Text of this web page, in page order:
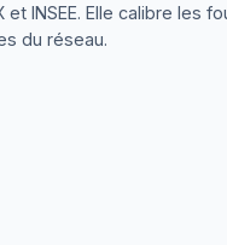
et INSEE. Elle calibre les
du réseau.